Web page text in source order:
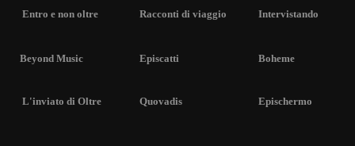
Entro e non oltre Racconti di viaggio Intervistando
Beyond Music Episcatti Boheme
L'inviato di Oltre Quovadis Epischermo